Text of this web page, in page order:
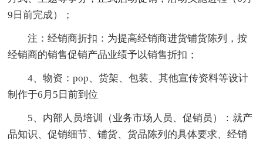
9日前完成）；
注：经销商折扣：为提高经销商进货铺货陈列，按
经销商的销售促销产品业绩予以销售折扣；
4、物资：pop、货架、包装、其他宣传资料等设计
制作于6月5日前到位
5、内部人员培训（业务市场人员、促销员）：就产
品知识、促销细节、铺货、货品陈列的具体要求、经销